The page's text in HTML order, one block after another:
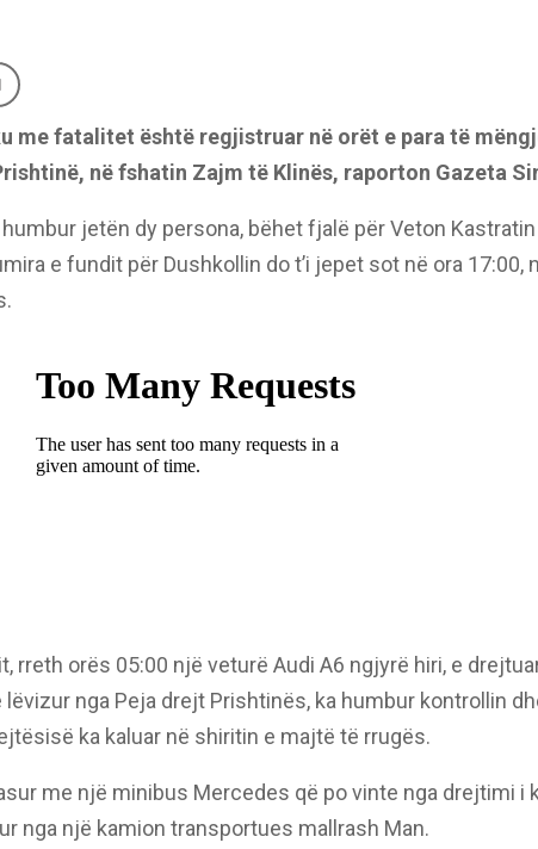
me fatalitet është regjistruar në orët e para të
në fshatin Zajm të Klinës, raporton Gazeta
jetën dy persona, bëhet fjalë për Veton
e fundit për Dushkollin do t’i jepet sot në ora 17:00,
rreth orës 05:00 një veturë Audi A6 ngjyrë hiri, e
nga Peja drejt Prishtinës, ka humbur kontrollin
ka kaluar në shiritin e majtë të rrugës.
me një minibus Mercedes që po vinte nga drejtimi i
nga një kamion transportues mallrash Man.